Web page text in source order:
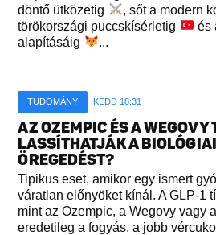
döntő ütközetig
, sőt a modern
törökországi puccskísérletig
és
alapításáig
...
TUDOMÁNY KEDD 18:31
AZ OZEMPIC ÉS A WEGOVY
LASSÍTHATJÁK A BIOLÓGIAI
ÖREGEDÉST?
Tipikus eset, amikor egy ismert
váratlan előnyöket kínál. A GLP-1
mint az Ozempic, a Wegovy vagy
eredetileg a fogyás, a jobb